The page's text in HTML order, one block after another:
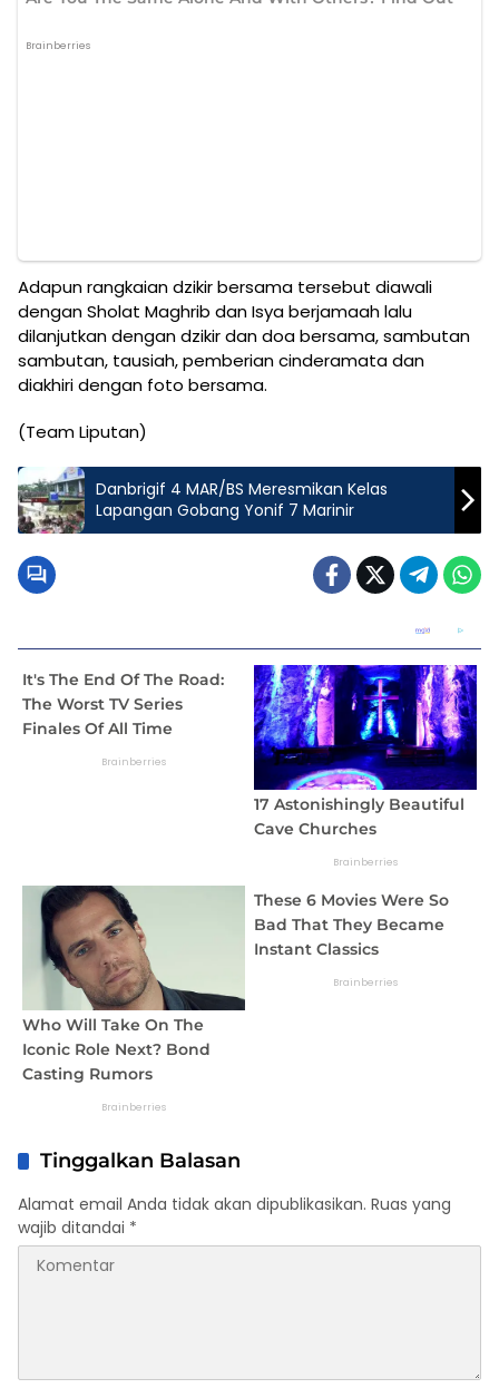
Adapun rangkaian dzikir bersama tersebut diawali
dengan Sholat Maghrib dan Isya berjamaah lalu
dilanjutkan dengan dzikir dan doa bersama, sambutan
sambutan, tausiah, pemberian cinderamata dan
diakhiri dengan foto bersama.
(Team Liputan)
Danbrigif 4 MAR/BS Meresmikan Kelas
Lapangan Gobang Yonif 7 Marinir
Tinggalkan Balasan
Alamat email Anda tidak akan dipublikasikan. Ruas yang
wajib ditandai *